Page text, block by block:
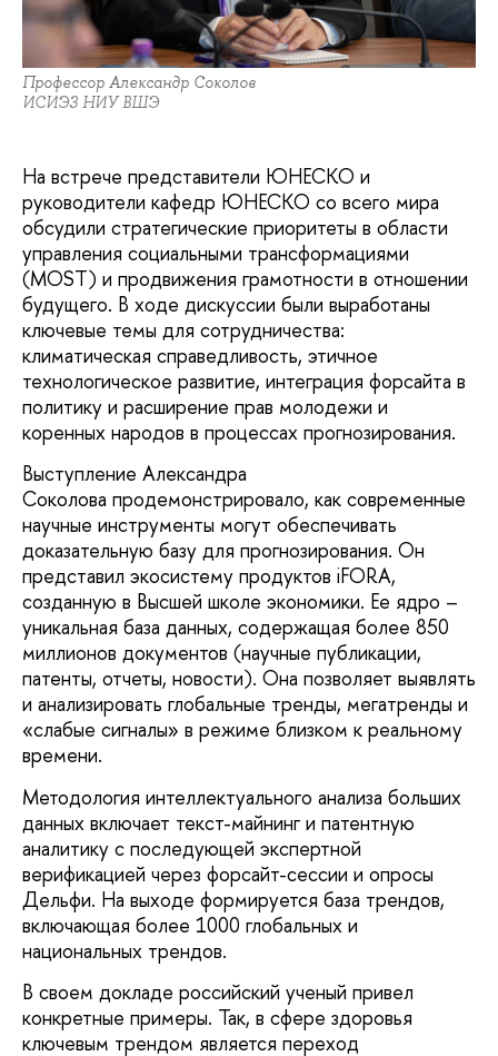
Профессор Александр Соколов
ИСИЭЗ НИУ ВШЭ
На встрече представители ЮНЕСКО и
руководители кафедр ЮНЕСКО со всего мира
обсудили стратегические приоритеты в области
управления социальными трансформациями
(MOST) и продвижения грамотности в отношении
будущего. В ходе дискуссии были выработаны
ключевые темы для сотрудничества:
климатическая справедливость, этичное
технологическое развитие, интеграция форсайта в
политику и расширение прав молодежи и
коренных народов в процессах прогнозирования.
Выступление Александра
Соколова продемонстрировало, как современные
научные инструменты могут обеспечивать
доказательную базу для прогнозирования. Он
представил экосистему продуктов iFORA,
созданную в Высшей школе экономики. Ее ядро –
уникальная база данных, содержащая более 850
миллионов документов (научные публикации,
патенты, отчеты, новости). Она позволяет выявлять
и анализировать глобальные тренды, мегатренды и
«слабые сигналы» в режиме близком к реальному
времени.
Методология интеллектуального анализа больших
данных включает текст-майнинг и патентную
аналитику с последующей экспертной
верификацией через форсайт-сессии и опросы
Дельфи. На выходе формируется база трендов,
включающая более 1000 глобальных и
национальных трендов.
В своем докладе российский ученый привел
конкретные примеры. Так, в сфере здоровья
ключевым трендом является переход